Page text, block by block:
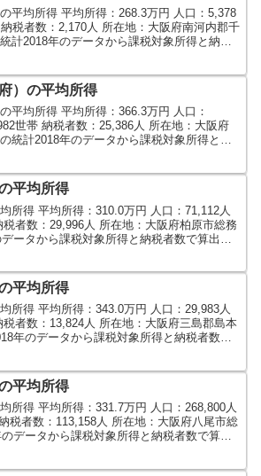
平均所得 平均所得：268.3万円 人口：5,378
税者数：2,170人 所在地：大阪府南河内郡千
計2018年のデータから課税対象所得と納税
）の平均所得
平均所得 平均所得：366.3万円 人口：
世帯 納税者数：25,386人 所在地：大阪府
統計2018年のデータから課税対象所得と納
平均所得
所得 平均所得：310.0万円 人口：71,112人
者数：29,996人 所在地：大阪府柏原市総務
ータから課税対象所得と納税者数で算出し
平均所得
所得 平均所得：343.0万円 人口：29,983人
者数：13,824人 所在地：大阪府三島郡島本
年のデータから課税対象所得と納税者数で
平均所得
所得 平均所得：331.7万円 人口：268,800人
税者数：113,158人 所在地：大阪府八尾市総
データから課税対象所得と納税者数で算出